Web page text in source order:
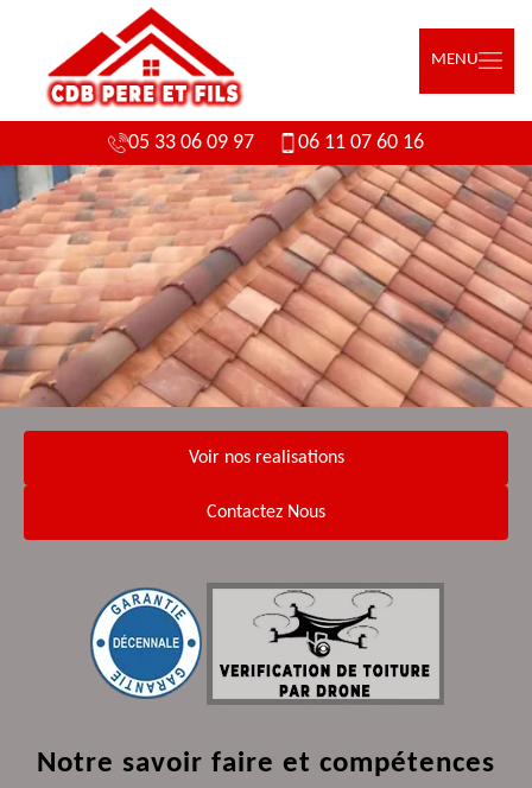
MENU
05 33 06 09 97 06 11 07 60 16
Voir nos realisations
Contactez Nous
Notre savoir faire et compétences